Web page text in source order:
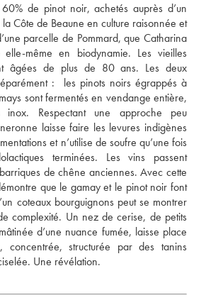
de pinot noir, achetés auprès d’un
Côte de Beaune en culture raisonnée et
parcelle de Pommard, que Catharina
même en biodynamie. Les vieilles
âgées de plus de 80 ans. Les deux
:  les pinots noirs égrappés à
sont fermentés en vendange entière,
Respectant une approche peu
laisse faire les levures indigènes
et n’utilise de soufre qu’une fois
terminées. Les vins passent
de chêne anciennes. Avec cette
que le gamay et le pinot noir font
coteaux bourguignons peut se montrer
complexité. Un nez de cerise, de petits
d’une nuance fumée, laisse place
structurée par des tanins